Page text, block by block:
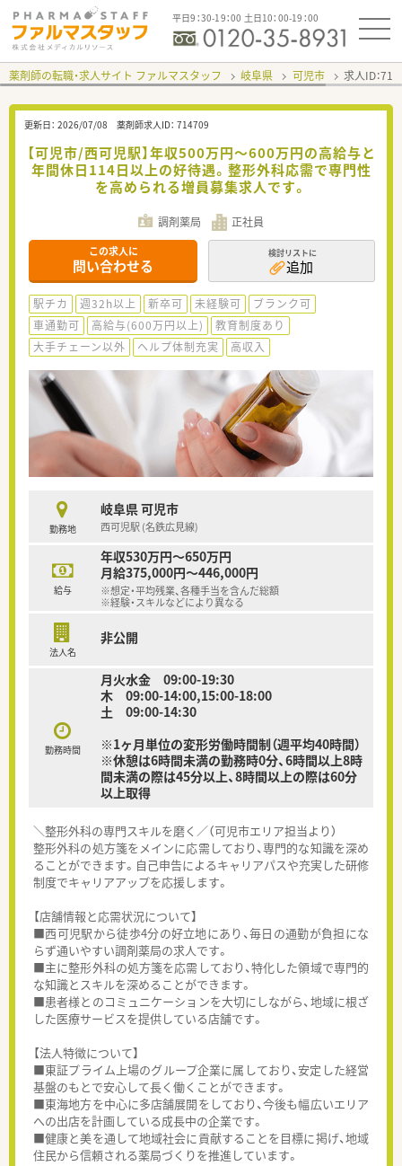
平日9：30-19：00 土日10：00-19：00
薬剤師の転職・求人サイト ファルマスタッフ 岐阜県 可児市 求人ID：
更新日： 2026/07/08 薬剤師求人ID： 714709
【可児市/西可児駅】年収500万円～600万円の高給与と
年間休日114日以上の好待遇。整形外科応需で専門性
を高められる増員募集求人です。
調剤薬局 正社員
この求人に
問い合わせる
検討リストに
追加
駅チカ 週32h以上 新卒可 未経験可
ブランク可
車通勤可
高給与(600万円以上)
教育制度あり
大手チェーン以外
ヘルプ体制充実 高収入
勤務地
岐阜県 可児市
西可児駅 (名鉄広見線)
給与
年収530万円～650万円
月給375,000円～446,000円
※想定・平均残業、各種手当を含んだ総額
※経験・スキルなどにより異なる
法人名
非公開
勤務時間
月火水金 09:00-19:30
木 09:00-14:00,15:00-18:00
土 09:00-14:30
※1ヶ月単位の変形労働時間制（週平均40時間）
※休憩は6時間未満の勤務時0分、6時間以上8時
間未満の際は45分以上、8時間以上の際は60分
以上取得
＼整形外科の専門スキルを磨く／（可児市エリア担当より）
整形外科の処方箋をメインに応需しており、専門的な知識を深め
ることができます。自己申告によるキャリアパスや充実した研修
制度でキャリアアップを応援します。
【店舗情報と応需状況について】
■西可児駅から徒歩4分の好立地にあり、毎日の通勤が負担にな
らず通いやすい調剤薬局の求人です。
■主に整形外科の処方箋を応需しており、特化した領域で専門的
な知識とスキルを深めることができます。
■患者様とのコミュニケーションを大切にしながら、地域に根ざ
した医療サービスを提供している店舗です。
【法人特徴について】
■東証プライム上場のグループ企業に属しており、安定した経営
基盤のもとで安心して長く働くことができます。
■東海地方を中心に多店舗展開をしており、今後も幅広いエリア
への出店を計画している成長中の企業です。
■健康と美を通して地域社会に貢献することを目標に掲げ、地域
住民から信頼される薬局づくりを推進しています。